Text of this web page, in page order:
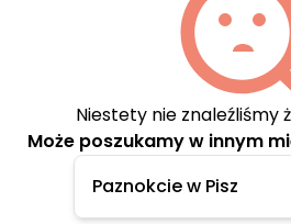
Niestety nie znaleźliśmy
Może poszukamy w innym
Paznokcie w Pisz